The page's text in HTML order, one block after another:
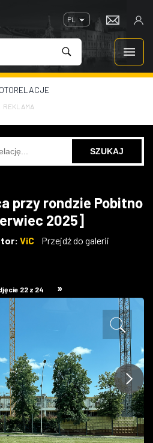
PL
REKLAMA
przy rondzie Pobitno
2025]
ViC
Przejdź do galerii
22 z 24 »